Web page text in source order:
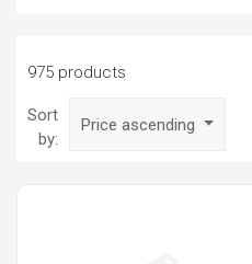
975 products
Sort
by:
Price ascending